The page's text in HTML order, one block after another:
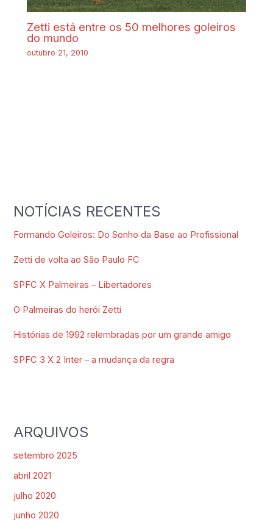
Zetti está entre os 50 melhores goleiros
do mundo
outubro 21, 2010
NOTÍCIAS RECENTES
Formando Goleiros: Do Sonho da Base ao Profissional
Zetti de volta ao São Paulo FC
SPFC X Palmeiras – Libertadores
O Palmeiras do herói Zetti
Histórias de 1992 relembradas por um grande amigo
SPFC 3 X 2 Inter – a mudança da regra
ARQUIVOS
setembro 2025
abril 2021
julho 2020
junho 2020